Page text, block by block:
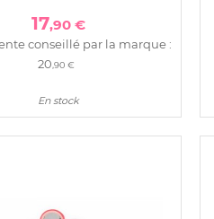
17,90 €
conseillé par la marque :
20 ,90 €
En stock